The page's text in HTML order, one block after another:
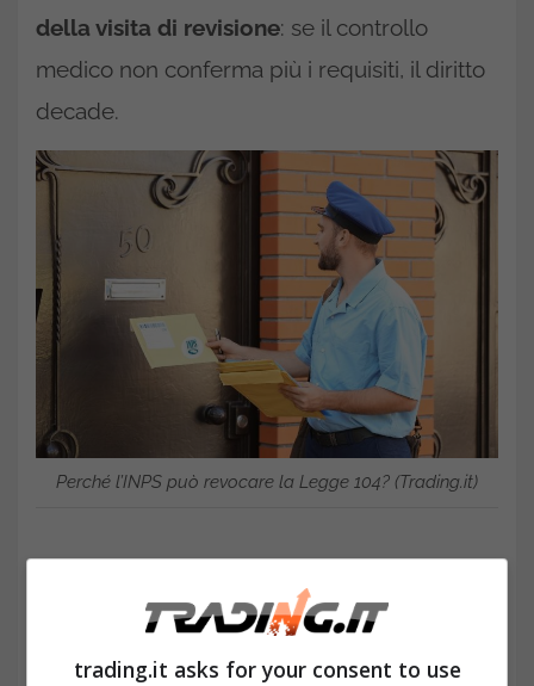
della visita di revisione: se il controllo
medico non conferma più i requisiti, il diritto
decade.
Perché l’INPS può revocare la Legge 104? (Trading.it)
trading.it asks for your consent to use